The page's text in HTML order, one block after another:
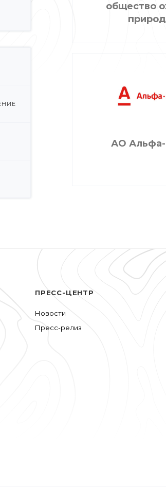
общество
АО
ПРЕСС-ЦЕНТР
Новости
Пресс-релиз